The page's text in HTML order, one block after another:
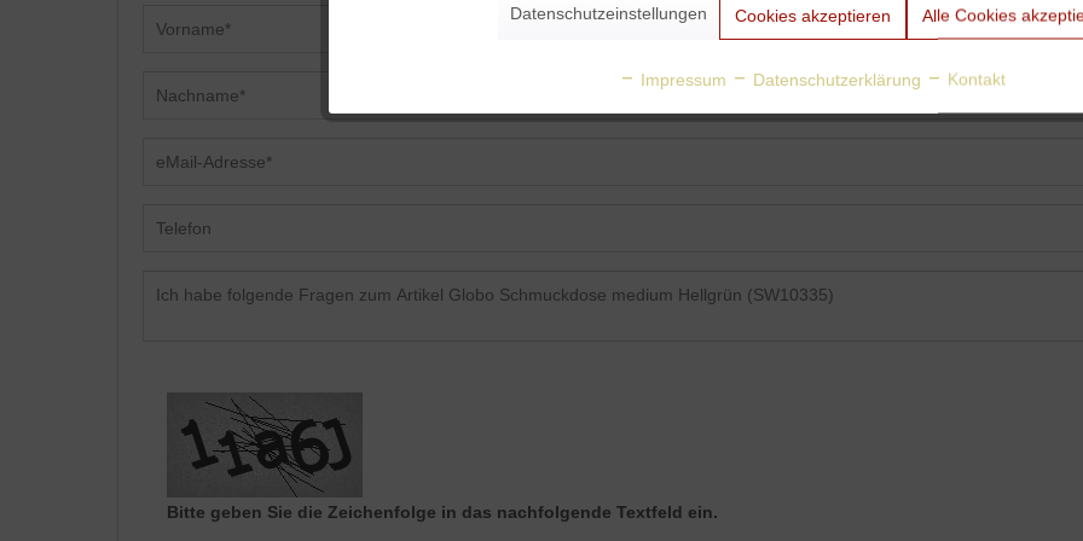
Bitte geben Sie die Zeichenfolge in das nachfolgende Textfeld ein.
Datenschutzeinstellungen Cookies akzeptieren Alle Cookies
Impressum Datenschutzerklärung Kontakt